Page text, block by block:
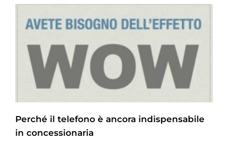
Perché il telefono è ancora indispensabile
in concessionaria